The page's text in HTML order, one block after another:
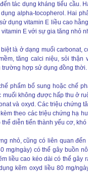
tác dụng kháng tiểu cầu.
alpha-tocopherol. Hai
dụng vitamin E liều cao
E với sự gia tăng nhỏ
là ở dạng muối carbonat,
tăng calci niệu, sỏi
trường hợp sử dụng đồng thời.
phẩm bổ sung hoặc chế
muối không được hấp thu ở
và oxyd. Các triệu chứng
theo các triệu chứng hạ
diễn tiến thành yếu cơ,
nhỏ, cũng có liên quan
mg/ngày) có thể gây buồn
liều cao kéo dài có thể gây
kẽm oxyd liều 80 mg/